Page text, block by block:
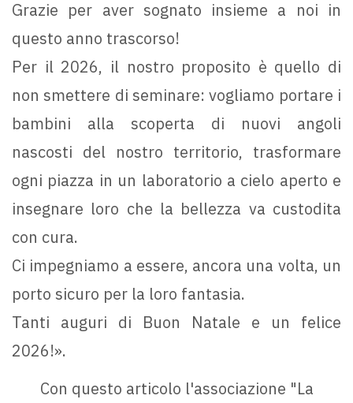
Grazie per aver sognato insieme a noi in
questo anno trascorso!
Per il 2026, il nostro proposito è quello di
non smettere di seminare: vogliamo portare i
bambini alla scoperta di nuovi angoli
nascosti del nostro territorio, trasformare
ogni piazza in un laboratorio a cielo aperto e
insegnare loro che la bellezza va custodita
con cura.
Ci impegniamo a essere, ancora una volta, un
porto sicuro per la loro fantasia.
Tanti auguri di Buon Natale e un felice
2026!».
Con questo articolo l'associazione "La